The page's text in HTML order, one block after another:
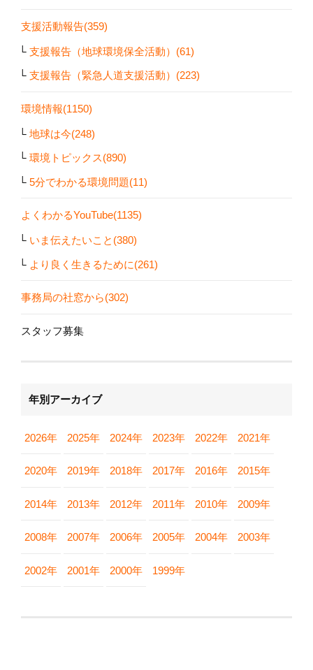
支援活動報告(359)
支援報告（地球環境保全活動）(61)
支援報告（緊急人道支援活動）(223)
環境情報(1150)
地球は今(248)
環境トピックス(890)
5分でわかる環境問題(11)
よくわかるYouTube(1135)
いま伝えたいこと(380)
より良く生きるために(261)
事務局の社窓から(302)
スタッフ募集
年別アーカイブ
2026年 2025年 2024年 2023年 2022年 2021年
2020年 2019年 2018年 2017年 2016年 2015年
2014年 2013年 2012年 2011年 2010年 2009年
2008年 2007年 2006年 2005年 2004年 2003年
2002年 2001年 2000年 1999年